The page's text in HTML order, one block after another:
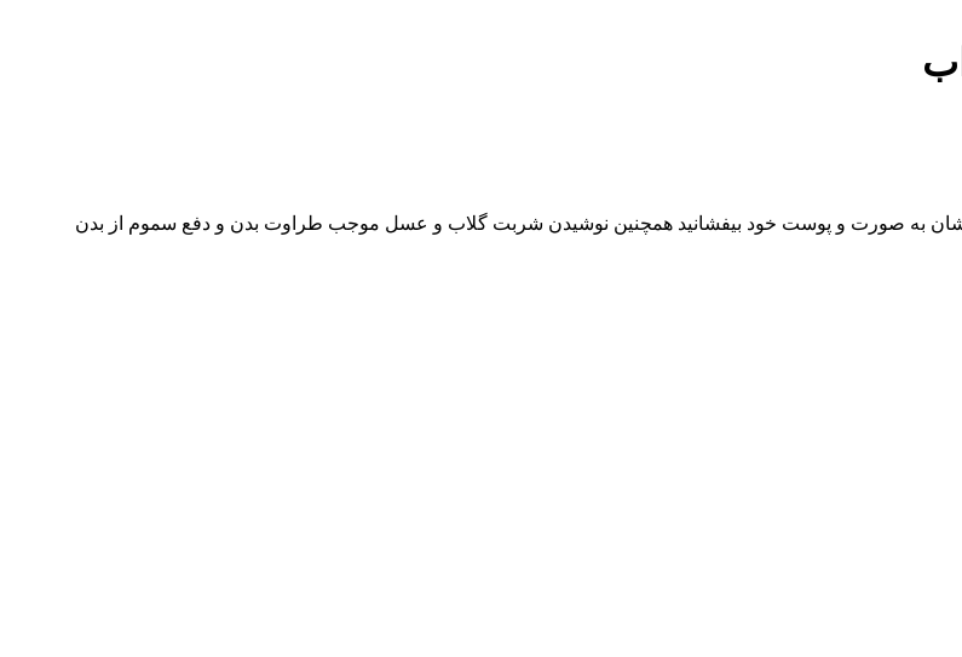
به صورت و پوست خود بیفشانید همچنین نوشیدن شربت گلاب و عسل موجب طراوت بدن و دفع سموم از بدن